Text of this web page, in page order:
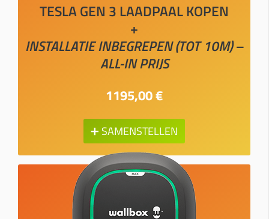
TESLA GEN 3 LAADPAAL KOPEN
+
INSTALLATIE INBEGREPEN (TOT 10M) –
ALL-IN PRIJS
1195,00 €
➕ SAMENSTELLEN